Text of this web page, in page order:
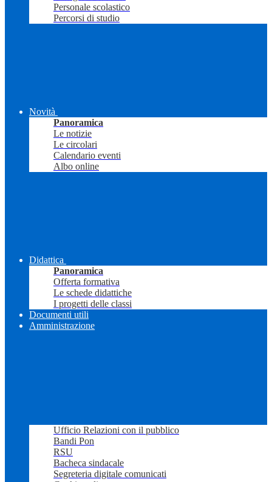
Personale scolastico
Percorsi di studio
Novità
Panoramica
Le notizie
Le circolari
Calendario eventi
Albo online
Didattica
Panoramica
Offerta formativa
Le schede didattiche
I progetti delle classi
Documenti utili
Amministrazione
Ufficio Relazioni con il pubblico
Bandi Pon
RSU
Bacheca sindacale
Segreteria digitale comunicati